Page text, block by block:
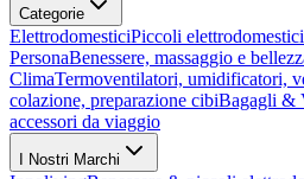
Categorie
ElettrodomesticiPiccoli
PersonaBenessere, massaggio e
ClimaTermoventilatori, umidificatori,
colazione, preparazione cibiBagagli &
accessori da viaggio
I Nostri Marchi